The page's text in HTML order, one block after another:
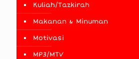
Kuliah/Tazkirah
Makanan & Minuman
Motivasi
MP3/MTV